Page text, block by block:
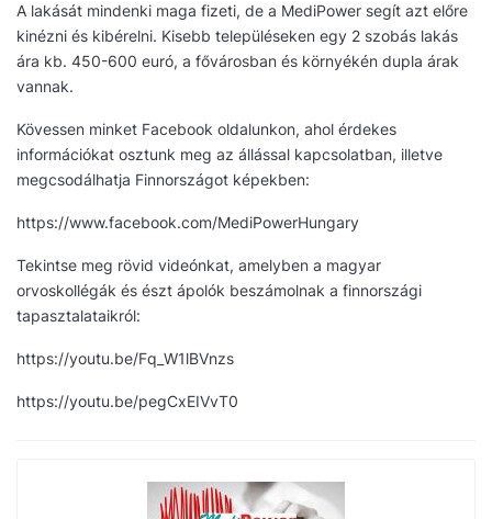
A lakását mindenki maga fizeti, de a MediPower segít azt előre
kinézni és kibérelni. Kisebb településeken egy 2 szobás lakás
ára kb. 450-600 euró, a fővárosban és környékén dupla árak
vannak.
Kövessen minket Facebook oldalunkon, ahol érdekes
információkat osztunk meg az állással kapcsolatban, illetve
megcsodálhatja Finnországot képekben:
https://www.facebook.com/MediPowerHungary
Tekintse meg rövid videónkat, amelyben a magyar
orvoskollégák és észt ápolók beszámolnak a finnországi
tapasztalataikról:
https://youtu.be/Fq_W1lBVnzs
https://youtu.be/pegCxEIVvT0